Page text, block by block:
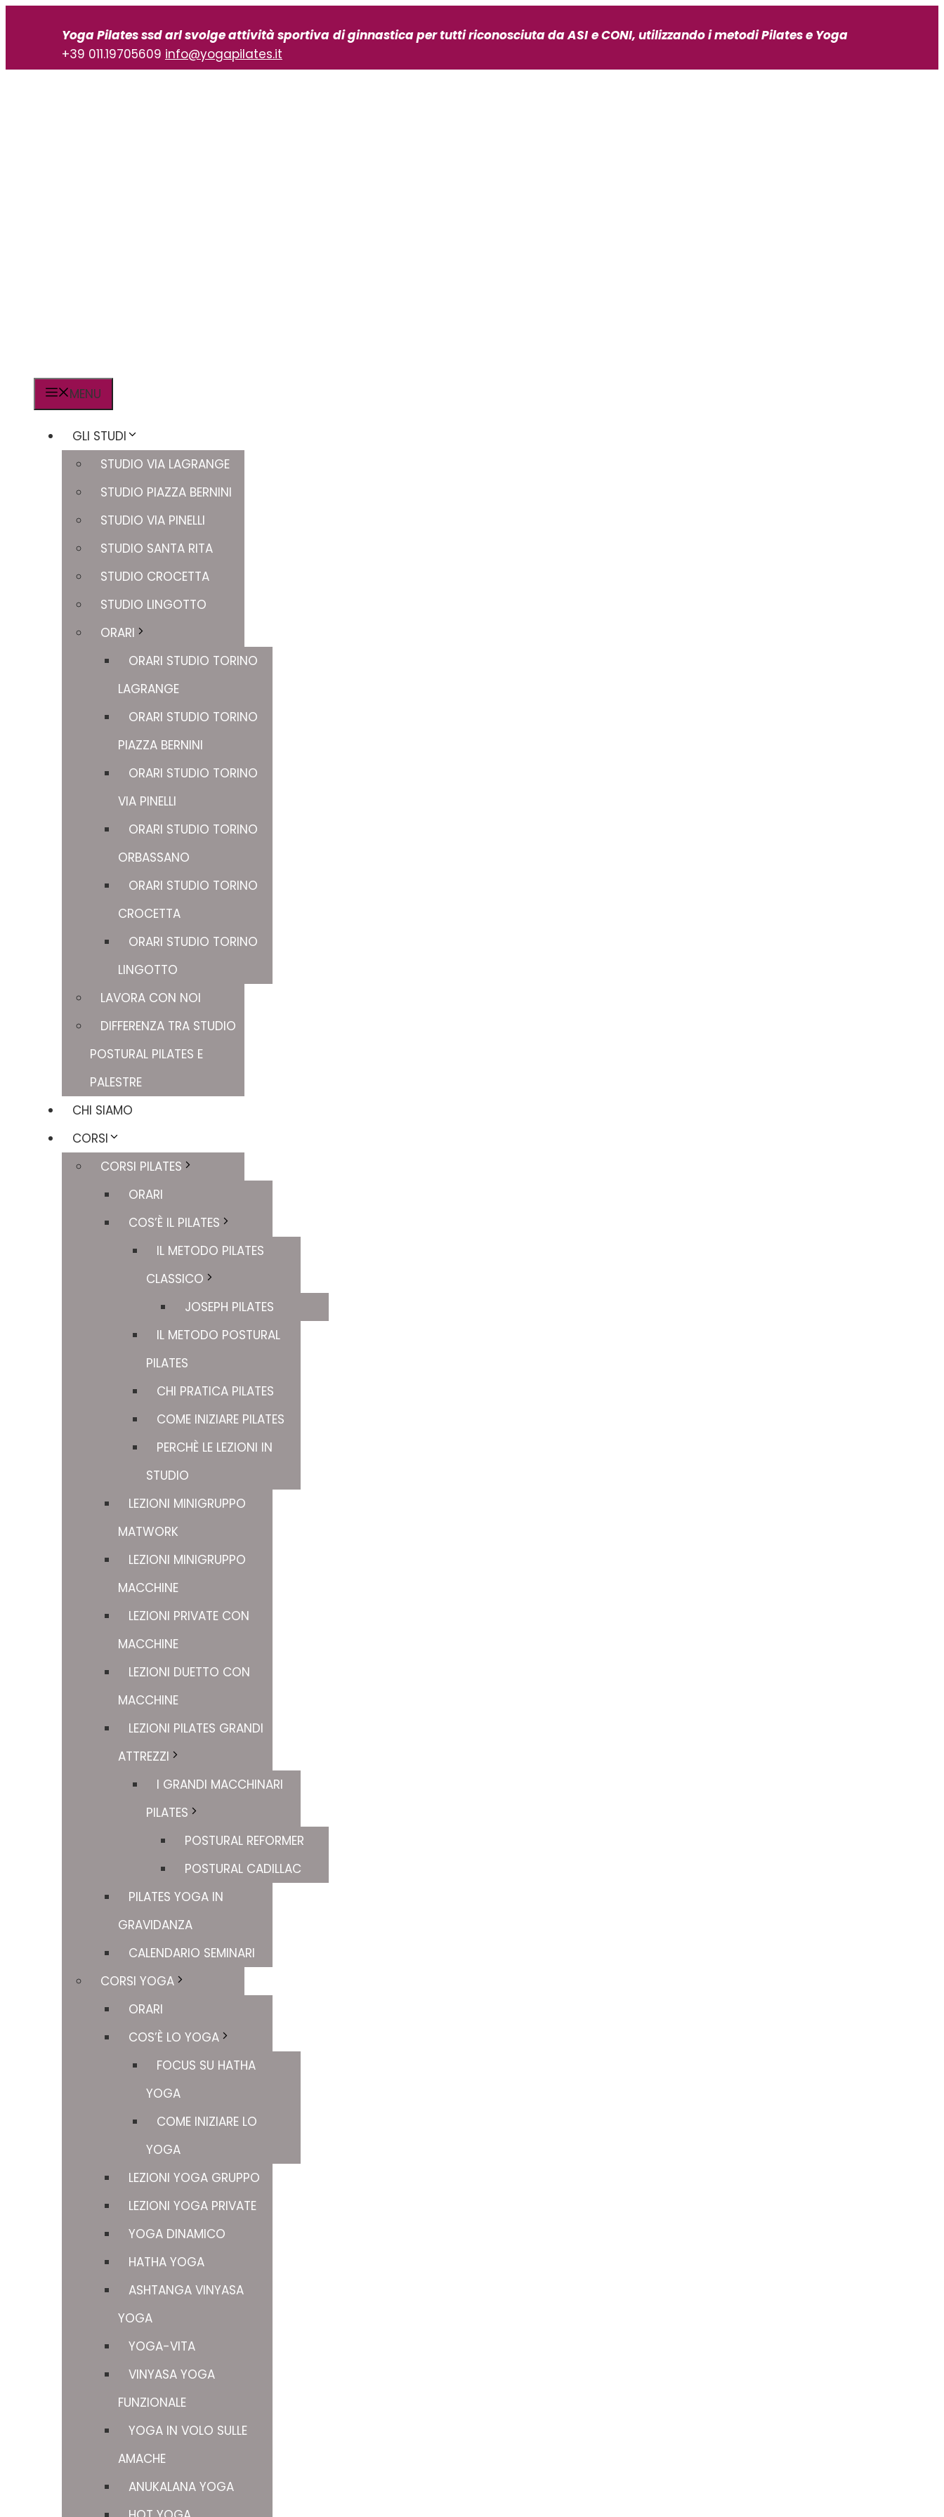
contenuto
Yoga Pilates ssd arl svolge attività sportiva di ginnastica per tutti riconosciuta da ASI e CONI, utilizzando i metodi Pilates e Yoga
+39 011.19705609 info@yogapilates.it
MENU
GLI STUDI
STUDIO VIA LAGRANGE
STUDIO PIAZZA BERNINI
STUDIO VIA PINELLI
STUDIO SANTA RITA
STUDIO CROCETTA
STUDIO LINGOTTO
ORARI
ORARI STUDIO TORINO
LAGRANGE
ORARI STUDIO TORINO
PIAZZA BERNINI
ORARI STUDIO TORINO
VIA PINELLI
ORARI STUDIO TORINO
ORBASSANO
ORARI STUDIO TORINO
CROCETTA
ORARI STUDIO TORINO
LINGOTTO
LAVORA CON NOI
DIFFERENZA TRA STUDIO
POSTURAL PILATES E
PALESTRE
CHI SIAMO
CORSI
CORSI PILATES
ORARI
COS’È IL PILATES
IL METODO PILATES
CLASSICO
JOSEPH PILATES
IL METODO POSTURAL
PILATES
CHI PRATICA PILATES
COME INIZIARE PILATES
PERCHÈ LE LEZIONI IN
STUDIO
LEZIONI MINIGRUPPO
MATWORK
LEZIONI MINIGRUPPO
MACCHINE
LEZIONI PRIVATE CON
MACCHINE
LEZIONI DUETTO CON
MACCHINE
LEZIONI PILATES GRANDI
ATTREZZI
I GRANDI MACCHINARI
PILATES
POSTURAL REFORMER
POSTURAL CADILLAC
PILATES YOGA IN
GRAVIDANZA
CALENDARIO SEMINARI
CORSI YOGA
ORARI
COS’È LO YOGA
FOCUS SU HATHA
YOGA
COME INIZIARE LO
YOGA
LEZIONI YOGA GRUPPO
LEZIONI YOGA PRIVATE
YOGA DINAMICO
HATHA YOGA
ASHTANGA VINYASA
YOGA
YOGA-VITA
VINYASA YOGA
FUNZIONALE
YOGA IN VOLO SULLE
AMACHE
ANUKALANA YOGA